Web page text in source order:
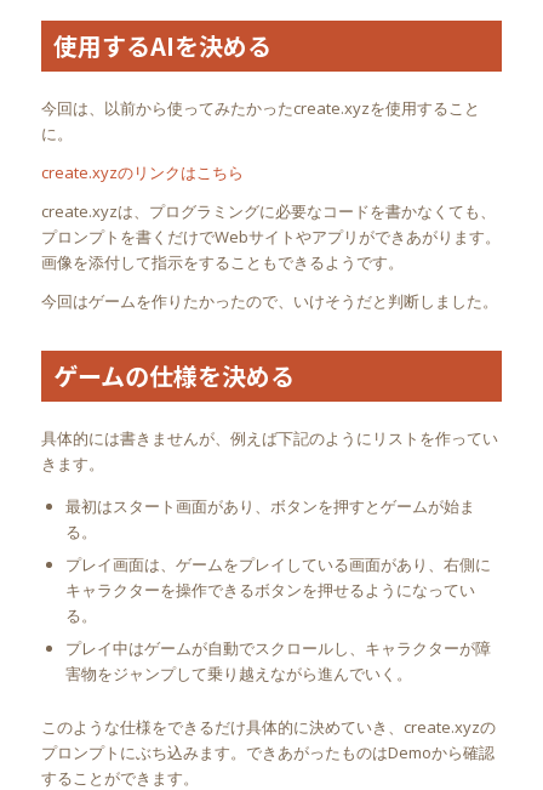
使用するAIを決める
今回は、以前から使ってみたかったcreate.xyzを使用すること
に。
create.xyzのリンクはこちら
create.xyzは、プログラミングに必要なコードを書かなくても、
プロンプトを書くだけでWebサイトやアプリができあがります。
画像を添付して指示をすることもできるようです。
今回はゲームを作りたかったので、いけそうだと判断しました。
ゲームの仕様を決める
具体的には書きませんが、例えば下記のようにリストを作ってい
きます。
最初はスタート画面があり、ボタンを押すとゲームが始ま
る。
プレイ画面は、ゲームをプレイしている画面があり、右側に
キャラクターを操作できるボタンを押せるようになってい
る。
プレイ中はゲームが自動でスクロールし、キャラクターが障
害物をジャンプして乗り越えながら進んでいく。
このような仕様をできるだけ具体的に決めていき、create.xyzの
プロンプトにぶち込みます。できあがったものはDemoから確認
することができます。